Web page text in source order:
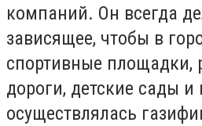
компаний. Он всегда
зависящее, чтобы в
спортивные площадки,
дороги, детские сады
осуществлялась